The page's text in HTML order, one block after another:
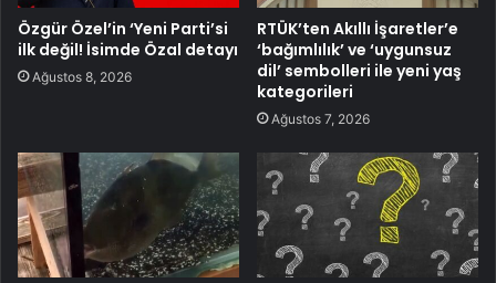
Özgür Özel’in ‘Yeni Parti’si
ilk değil! İsimde Özal detayı
Ağustos 8, 2026
RTÜK’ten Akıllı İşaretler’e
‘bağımlılık’ ve ‘uygunsuz
dil’ sembolleri ile yeni yaş
kategorileri
Ağustos 7, 2026